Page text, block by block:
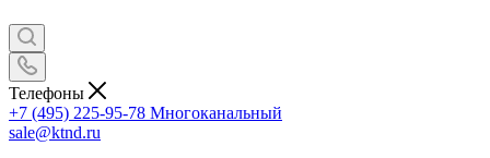
Телефоны
+7 (495) 225-95-78 Многоканальный
sale@ktnd.ru